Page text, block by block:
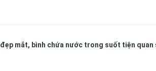
đẹp mắt, bình chứa nước trong suốt tiện